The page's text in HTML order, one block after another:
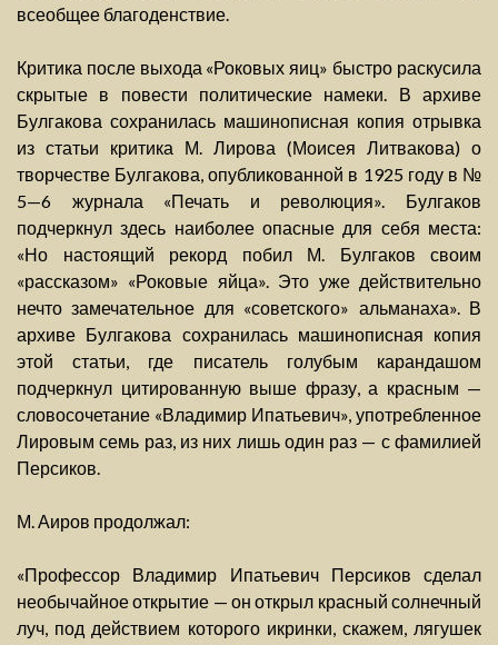
всеобщее благоденствие.
Критика после выхода «Роковых яиц» быстро раскусила
скрытые в повести политические намеки. В архиве
Булгакова сохранилась машинописная копия отрывка
из статьи критика М. Лирова (Моисея Литвакова) о
творчестве Булгакова, опубликованной в 1925 году в №
5—6 журнала «Печать и революция». Булгаков
подчеркнул здесь наиболее опасные для себя места:
«Но настоящий рекорд побил М. Булгаков своим
«рассказом» «Роковые яйца». Это уже действительно
нечто замечательное для «советского» альманаха». В
архиве Булгакова сохранилась машинописная копия
этой статьи, где писатель голубым карандашом
подчеркнул цитированную выше фразу, а красным —
словосочетание «Владимир Ипатьевич», употребленное
Лировым семь раз, из них лишь один раз — с фамилией
Персиков.
М. Аиров продолжал:
«Профессор Владимир Ипатьевич Персиков сделал
необычайное открытие — он открыл красный солнечный
луч, под действием которого икринки, скажем, лягушек